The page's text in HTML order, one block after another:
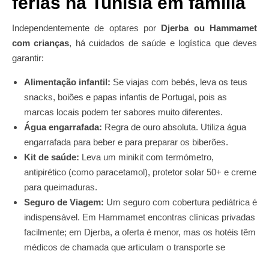
Independentemente de optares por Djerba ou Hammamet
com crianças, há cuidados de saúde e logística que deves
garantir:
Alimentação infantil: Se viajas com bebés, leva os teus
snacks, boiões e papas infantis de Portugal, pois as
marcas locais podem ter sabores muito diferentes.
Água engarrafada: Regra de ouro absoluta. Utiliza água
engarrafada para beber e para preparar os biberões.
Kit de saúde: Leva um minikit com termómetro,
antipirético (como paracetamol), protetor solar 50+ e creme
para queimaduras.
Seguro de Viagem: Um seguro com cobertura pediátrica é
indispensável. Em Hammamet encontras clínicas privadas
facilmente; em Djerba, a oferta é menor, mas os hotéis têm
médicos de chamada que articulam o transporte se